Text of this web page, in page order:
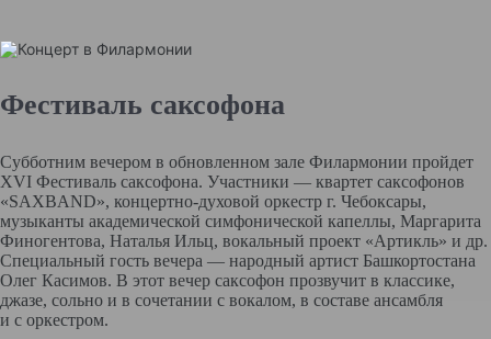
Фестиваль саксофона
Субботним вечером в обновленном зале Филармонии пройдет
XVI Фестиваль саксофона. Участники — квартет саксофонов
«SAXBAND», концертно-духовой оркестр г. Чебоксары,
музыканты академической симфонической капеллы, Маргарита
Финогентова, Наталья Ильц, вокальный проект «Артикль» и др.
Специальный гость вечера — народный артист Башкортостана
Олег Касимов. В этот вечер саксофон прозвучит в классике,
джазе, сольно и в сочетании с вокалом, в составе ансамбля
и с оркестром.